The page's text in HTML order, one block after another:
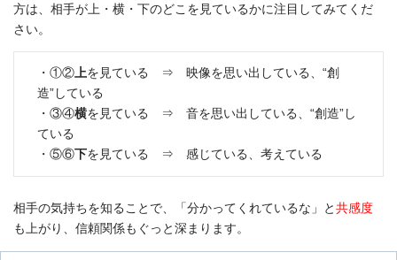
方は、相手が上・横・下のどこを見ているかに注目してみてくだ
さい。
・①② 上を見ている ⇒ 映像を思い出している、“創
造”している
・③④横を見ている ⇒ 音を思い出している、“創造”し
ている
・⑤⑥下を見ている ⇒ 感じている、考えている
相手の気持ちを知ることで、「分かってくれているな」と共感度
も上がり、信頼関係もぐっと深まります。